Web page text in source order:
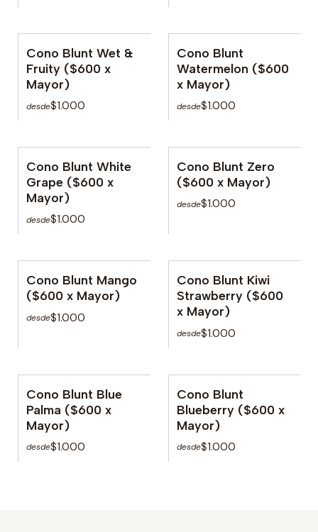
No disponible
Cono Blunt Wet &
Fruity ($600 x
Mayor)
desde$1.000
No disponible
Cono Blunt
Watermelon ($600
x Mayor)
desde$1.000
No disponible
Cono Blunt White
Grape ($600 x
Mayor)
desde$1.000
No disponible
Cono Blunt Zero
($600 x Mayor)
desde$1.000
No disponible
Cono Blunt Mango
($600 x Mayor)
desde$1.000
No disponible
Cono Blunt Kiwi
Strawberry ($600
x Mayor)
desde$1.000
No disponible
Cono Blunt Blue
Palma ($600 x
Mayor)
desde$1.000
No disponible
Cono Blunt
Blueberry ($600 x
Mayor)
desde$1.000